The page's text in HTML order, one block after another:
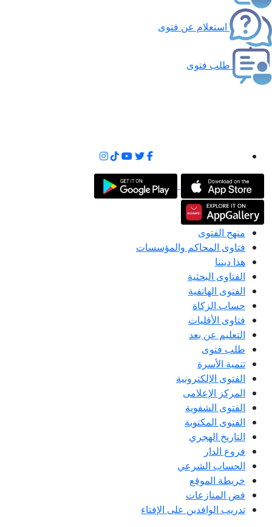
استعلام عن فتوى
طلب فتوى
منهج الفتوى
فتاوى المحاكم والمؤسسات
هذا ديننا
الفتاوى البحثية
الفتوى الهاتفية
حساب الزكاة
فتاوى الأقليات
التعليم عن بعد
طلب فتوى
تنمية الأسرة
الفتوى الإلكترونية
المركز الإعلامى
الفتوى الشفوية
الفتوى المكتوبة
التاريخ الهجري
فروع الدار
الحساب الشرعي
خريطة الموقع
فض المنازعات
تدريب الوافدين على الإفتاء